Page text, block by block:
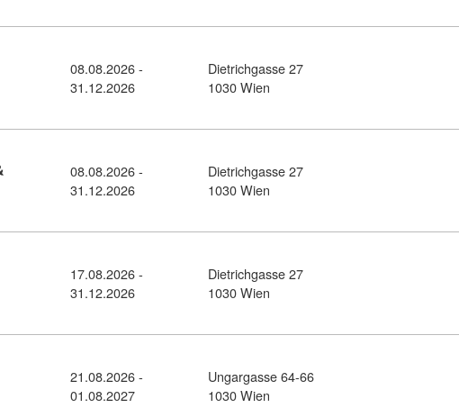
Trainer (10378981)
08.08.2026 -
31.12.2026
Dietrichgasse 27
1030 Wien
zyklusbasiertes Training & Frauengesundheit (10378416)
08.08.2026 -
31.12.2026
Dietrichgasse 27
1030 Wien
Dipl. Vital- und Gesundheitstrainer (10378816)
17.08.2026 -
31.12.2026
Dietrichgasse 27
1030 Wien
Aufschulungslehrgang Heilmassage (10270768)
21.08.2026 -
01.08.2027
Ungargasse 64-66
1030 Wien